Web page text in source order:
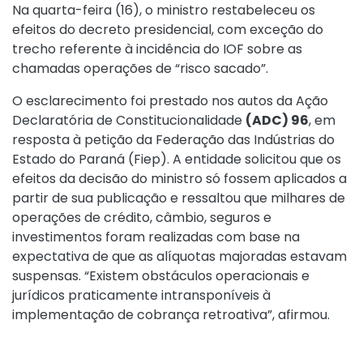
Na quarta-feira (16), o ministro restabeleceu os
efeitos do decreto presidencial, com exceção do
trecho referente à incidência do IOF sobre as
chamadas operações de “risco sacado”.
O esclarecimento foi prestado nos autos da Ação
Declaratória de Constitucionalidade (ADC) 96, em
resposta à petição da Federação das Indústrias do
Estado do Paraná (Fiep). A entidade solicitou que os
efeitos da decisão do ministro só fossem aplicados a
partir de sua publicação e ressaltou que milhares de
operações de crédito, câmbio, seguros e
investimentos foram realizadas com base na
expectativa de que as alíquotas majoradas estavam
suspensas. “Existem obstáculos operacionais e
jurídicos praticamente intransponíveis à
implementação de cobrança retroativa”, afirmou.